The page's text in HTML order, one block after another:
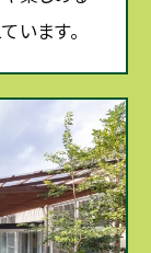
います。